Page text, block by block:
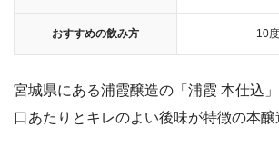
おすすめの飲み方 10
宮城県にある浦霞醸造の「浦霞 本仕込
口あたりとキレのよい後味が特徴の本醸